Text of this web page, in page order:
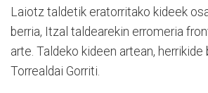
Laiotz taldetik eratorritako kideek
berria, Itzal taldearekin erromeria
arte. Taldeko kideen artean, herrikide
Torrealdai Gorriti.